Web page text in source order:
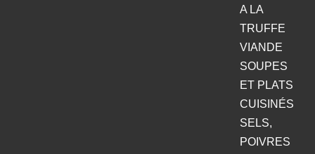
A LA
TRUFFE
VIANDE
SOUPES
ET PLATS
CUISINÉS
SELS,
POIVRES